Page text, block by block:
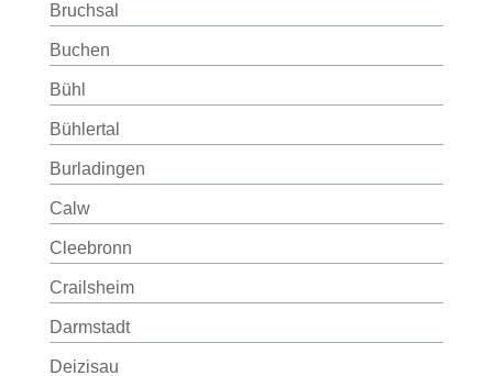
Bruchsal
Buchen
Bühl
Bühlertal
Burladingen
Calw
Cleebronn
Crailsheim
Darmstadt
Deizisau